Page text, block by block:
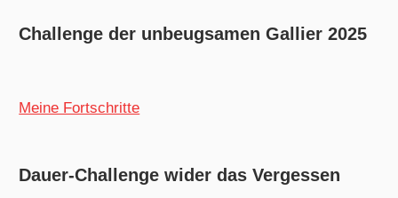
Challenge der unbeugsamen Gallier 2025
Meine Fortschritte
Dauer-Challenge wider das Vergessen